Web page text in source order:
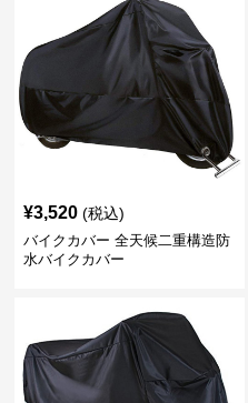
¥3,520 (税込)
バイクカバー 全天候二重構造防
水バイクカバー